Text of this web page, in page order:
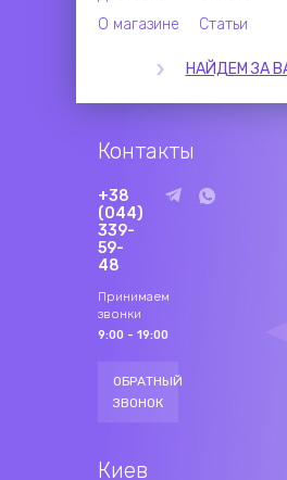
О магазине
Статьи
НАЙДЕМ ЗА
Контакты
+38
(044)
339-
59-
48
Принимаем
звонки
9:00 - 19:00
ОБРАТНЫЙ
ЗВОНОК
Киев